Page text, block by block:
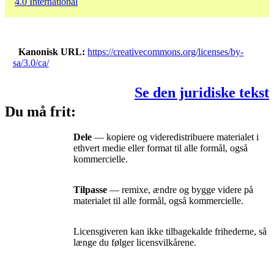
Kanonisk URL
https://creativecommons.org/licenses/by-
sa/3.0/ca/
Se den juridiske tekst
Du må frit:
Dele — kopiere og videredistribuere materialet i
ethvert medie eller format til alle formål, også
kommercielle.
Tilpasse — remixe, ændre og bygge videre på
materialet til alle formål, også kommercielle.
Licensgiveren kan ikke tilbagekalde frihederne, så
længe du følger licensvilkårene.